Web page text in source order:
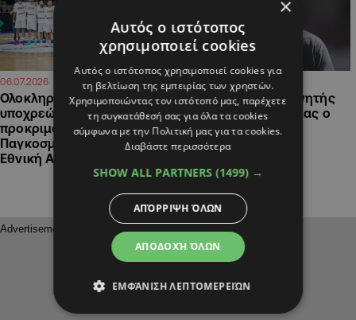
06.07.2026
Ολοκληρώνει τις
υποχρεώσεις της στα
προκριματικά του
Παγκοσμίου Κυπέλλου η
Εθνική Ανδρών
05.07.2026
Βόμβα: Νέος προπονητής
στην εθνική Γερμανίας ο
Κλοπ
×
Αυτός ο ιστότοπος
χρησιμοποιεί cookies
Αυτός ο ιστότοπος χρησιμοποιεί cookies για
τη βελτίωση της εμπειρίας των χρηστών.
Χρησιμοποιώντας τον ιστότοπό μας, παρέχετε
τη συγκατάθεσή σας για όλα τα cookies
σύμφωνα με την Πολιτική μας για τα cookies.
Διαβάστε περισσότερα
SHOW ALL PARTNERS (1499) →
ΑΠΟΔΟΧΉ ΌΛΩΝ
ΑΠΌΡΡΙΨΗ ΌΛΩΝ
ΕΜΦΆΝΙΣΗ ΛΕΠΤΟΜΕΡΕΙΏΝ